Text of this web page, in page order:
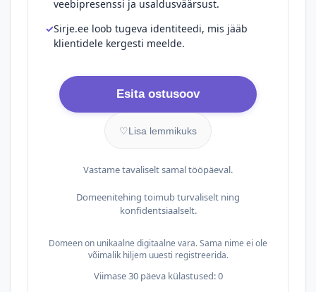
veebipresenssi ja usaldusväärsust.
Sirje.ee loob tugeva identiteedi, mis jääb
klientidele kergesti meelde.
Esita ostusoov
♡Lisa lemmikuks
Vastame tavaliselt samal tööpäeval.
Domeenitehing toimub turvaliselt ning
konfidentsiaalselt.
Domeen on unikaalne digitaalne vara. Sama nime ei ole
võimalik hiljem uuesti registreerida.
Viimase 30 päeva külastused: 0